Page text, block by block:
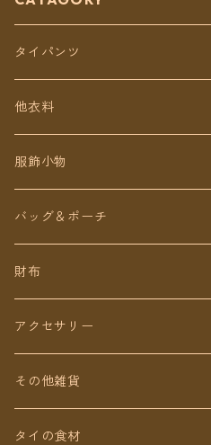
タイパンツ
定番無地タイパンツ
チェトオリジナル
ロング丈
ミディアム丈
ショート丈
Baby&Kids
他衣料
トップス
ワンピース
パンツ
スカート
キッズ
服飾小物
バッグ＆ポーチ
財布
アクセサリー
ピアス（イヤリング）
ネックレス
その他雑貨
タイの食材